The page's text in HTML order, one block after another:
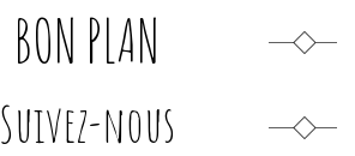
BON PLAN
Suivez-nous